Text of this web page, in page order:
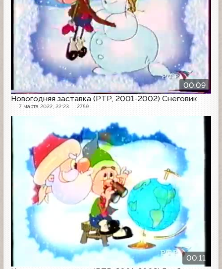
00:09
Новогодняя заставка (РТР, 2001-2002) Снеговик
7 марта 2022, 22:23 2759
00:11